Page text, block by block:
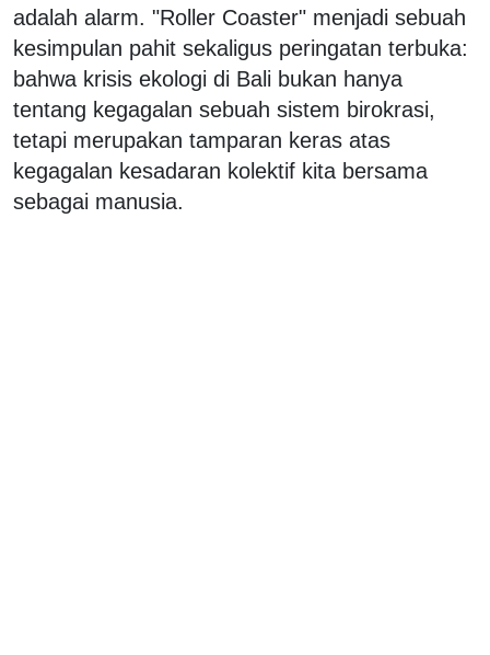
adalah alarm. "Roller Coaster" menjadi sebuah
kesimpulan pahit sekaligus peringatan terbuka:
bahwa krisis ekologi di Bali bukan hanya
tentang kegagalan sebuah sistem birokrasi,
tetapi merupakan tamparan keras atas
kegagalan kesadaran kolektif kita bersama
sebagai manusia.